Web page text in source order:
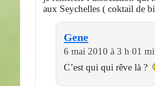
aux Seychelles ( coktail de
Gene
6 mai 2010 à 3 h 01
C’est qui qui rêve là ?